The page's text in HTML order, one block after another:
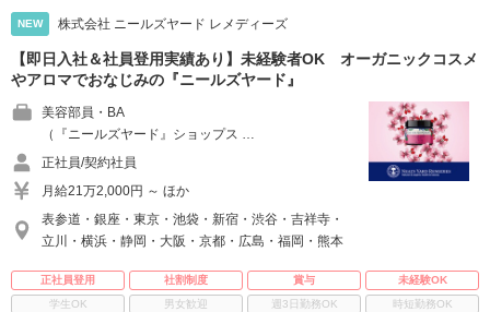
NEW 株式会社 ニールズヤード レメディーズ
【即日入社＆社員登用実績あり】未経験者OK オーガニックコスメ
やアロマでおなじみの『ニールズヤード』
美容部員・BA
（『ニールズヤード』ショップス …
正社員/契約社員
月給21万2,000円 ～ ほか
表参道・銀座・東京・池袋・新宿・渋谷・吉祥寺・
立川・横浜・静岡・大阪・京都・広島・福岡・熊本
正社員登用 社割制度 賞与
未経験OK
学生OK
男女歓迎 週3日勤務OK
時短勤務OK